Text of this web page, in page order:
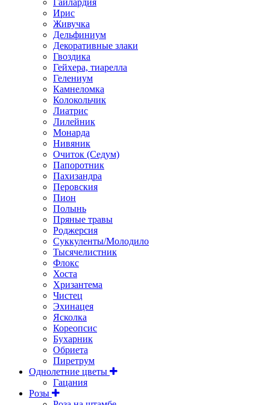
Ирис
Живучка
Дельфиниум
Декоративные злаки
Гвоздика
Гейхера, тиарелла
Гелениум
Камнеломка
Колокольчик
Лиатрис
Лилейник
Монарда
Нивяник
Очиток (Седум)
Папоротник
Пахизандра
Перовския
Пион
Полынь
Пряные травы
Роджерсия
Суккуленты/Молодило
Тысячелистник
Флокс
Хоста
Хризантема
Чистец
Эхинацея
Ясколка
Кореопсис
Бухарник
Обриета
Пиретрум
Однолетние цветы
Гацания
Розы